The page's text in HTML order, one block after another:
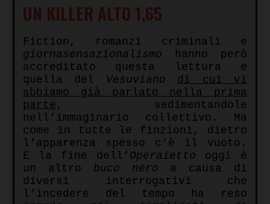
UN KILLER ALTO 1,65
Fiction, romanzi criminali e
giornasensazionalismo hanno però
accreditato questa lettura e
quella del
Vesuviano
di cui vi
abbiamo già parlato nella prima
parte , sedimentandole
nell’immaginario collettivo. Ma
come in tutte le finzioni, dietro
l’apparenza spesso c’è il vuoto.
E la fine dell’ Operaietto oggi è
un altro buco nero a causa di
diversi interrogativi che
l’incedere del tempo ha reso